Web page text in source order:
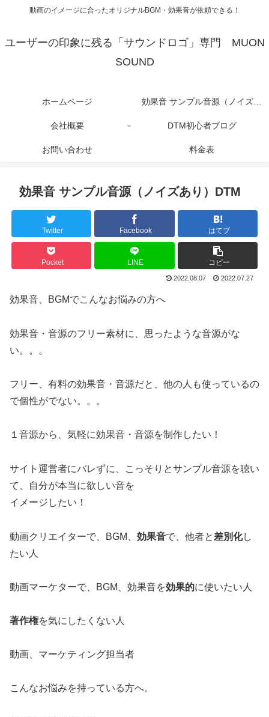
動画のイメージに合ったオリジナルBGM・効果音が依頼できる！
ユーザーの印象に残る「サウンドロゴ」専門 MUON
SOUND
ホームページ 効果音 サンプル音源（ノイズあ
り）DTM
会社概要 DTM初心者ブログ
お問い合わせ 料金表
効果音 サンプル音源（ノイズあり）DTM
Twitter Facebook はてブ
Pocket LINE コピー
2022.08.07 2022.07.27
効果音、BGMでこんなお悩みの方へ
効果音・音源のフリー素材に、思ったような音源がな
い。。。
フリー、有料の効果音・音源だと、他の人も使っているの
で個性がでない。。。
１音源から、気軽に効果音・音源を制作したい！
サイト運営者にバレずに、こっそりとサンプル音源を聴い
て、自分が本当に欲しい音を
イメージしたい！
動画クリエイターで、BGM、 効果音で、他者と 差別化し
たい人
動画マーケターで、BGM、効果音を効果的に使いたい人
著作権を気にしたくない人
動画、マーケティング担当者
こんなお悩みを持っている方へ。